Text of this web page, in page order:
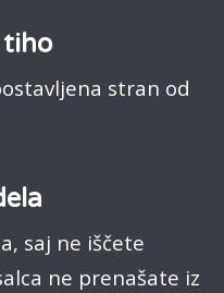
tiho
stran od
saj ne iščete
ne prenašate iz